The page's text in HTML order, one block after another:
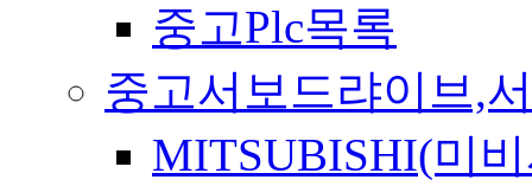
중고Plc목록
중고서보드랴이브,
MITSUBISHI(미